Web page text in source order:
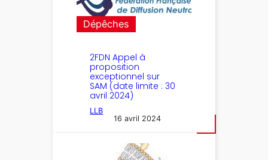
Dépêches
2FDN Appel à
proposition
exceptionnel sur
SAM (date limite : 30
avril 2024)
LLB
16 avril 2024